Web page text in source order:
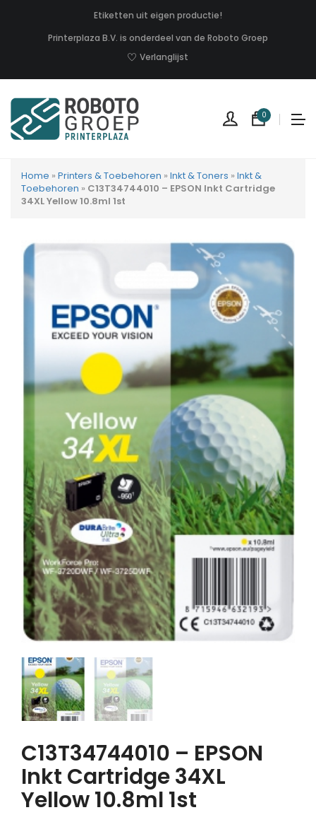
Etiketten uit eigen productie!
Printerplaza B.V. is onderdeel van de Roboto Groep
Verlanglijst
0
Geen
Home » Printers & Toebehoren » Inkt & Toners » Inkt &
Toebehoren » C13T34744010 – EPSON Inkt Cartridge
34XL Yellow 10.8ml 1st
C13T34744010 – EPSON
Inkt Cartridge 34XL
Yellow 10.8ml 1st